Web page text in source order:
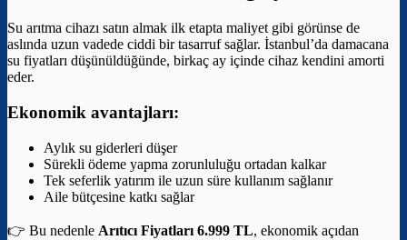
Su arıtma cihazı satın almak ilk etapta maliyet gibi görünse de
aslında uzun vadede ciddi bir tasarruf sağlar. İstanbul’da damacana
su fiyatları düşünüldüğünde, birkaç ay içinde cihaz kendini amorti
eder.
Ekonomik avantajları:
Aylık su giderleri düşer
Sürekli ödeme yapma zorunluluğu ortadan kalkar
Tek seferlik yatırım ile uzun süre kullanım sağlanır
Aile bütçesine katkı sağlar
👉 Bu nedenle Arıtıcı Fiyatları 6.999 TL, ekonomik açıdan